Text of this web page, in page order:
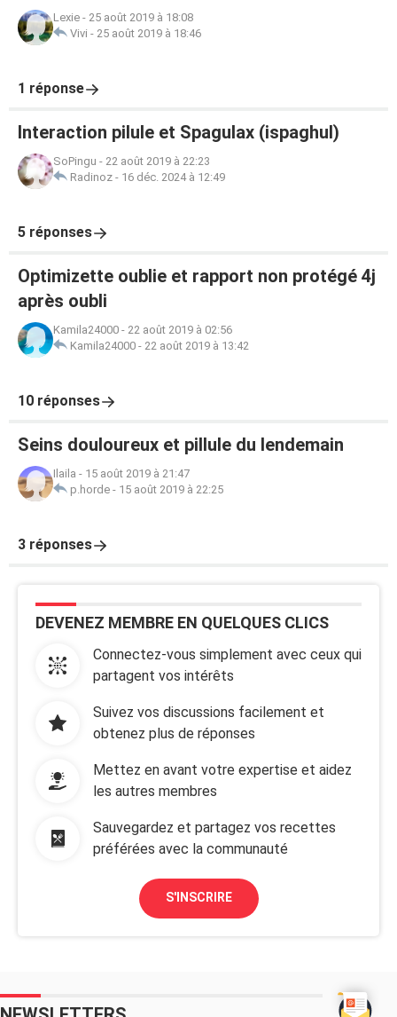
Lexie - 25 août 2019 à 18:08
Vivi - 25 août 2019 à 18:46
1 réponse
Interaction pilule et Spagulax (ispaghul)
SoPingu - 22 août 2019 à 22:23
Radinoz - 16 déc. 2024 à 12:49
5 réponses
Optimizette oublie et rapport non protégé 4j
après oubli
Kamila24000 - 22 août 2019 à 02:56
Kamila24000 - 22 août 2019 à 13:42
10 réponses
Seins douloureux et pillule du lendemain
Ilaila - 15 août 2019 à 21:47
p.horde - 15 août 2019 à 22:25
3 réponses
DEVENEZ MEMBRE EN QUELQUES CLICS
Connectez-vous simplement avec ceux qui
partagent vos intérêts
Suivez vos discussions facilement et
obtenez plus de réponses
Mettez en avant votre expertise et aidez
les autres membres
Sauvegardez et partagez vos recettes
préférées avec la communauté
S'INSCRIRE